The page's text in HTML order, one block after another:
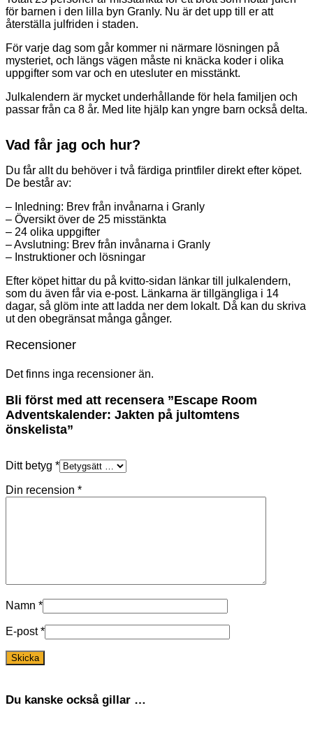
för barnen i den lilla byn Granly. Nu är det upp till er att
återställa julfriden i staden.
För varje dag som går kommer ni närmare lösningen på
mysteriet, och längs vägen måste ni knäcka koder i olika
uppgifter som var och en utesluter en misstänkt.
Julkalendern är mycket underhållande för hela familjen och
passar från ca 8 år. Med lite hjälp kan yngre barn också delta.
Vad får jag och hur?
Du får allt du behöver i två färdiga printfiler direkt efter köpet.
De består av:
– Inledning: Brev från invånarna i Granly
– Översikt över de 25 misstänkta
– 24 olika uppgifter
– Avslutning: Brev från invånarna i Granly
– Instruktioner och lösningar
Efter köpet hittar du på kvitto-sidan länkar till julkalendern,
som du även får via e-post. Länkarna är tillgängliga i 14
dagar, så glöm inte att ladda ner dem lokalt. Då kan du skriva
ut den obegränsat många gånger.
Recensioner
Det finns inga recensioner än.
Bli först med att recensera ”Escape Room
Adventskalender: Jakten på jultomtens
önskelista”
Ditt betyg *
Din recension *
Namn *
E-post*
Du kanske också gillar …